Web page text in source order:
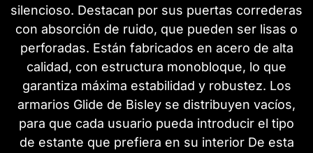
silencioso. Destacan por sus puertas correderas
con absorción de ruido, que pueden ser lisas o
perforadas. Están fabricados en acero de alta
calidad, con estructura monobloque, lo que
garantiza máxima estabilidad y robustez. Los
armarios Glide de Bisley se distribuyen vacíos,
para que cada usuario pueda introducir el tipo
de estante que prefiera en su interior De esta